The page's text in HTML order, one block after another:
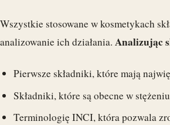
Wszystkie stosowane w kosmetykach
analizowanie ich działania. Analizując
Pierwsze składniki, które mają
Składniki, które są obecne w
Terminologię INCI, która pozwala